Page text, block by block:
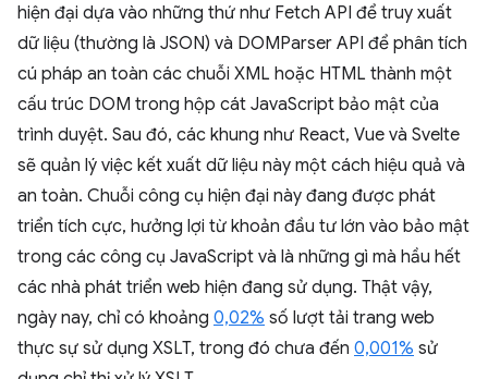
hiện đại dựa vào những thứ như Fetch API để truy xuất
dữ liệu (thường là JSON) và DOMParser API để phân tích
cú pháp an toàn các chuỗi XML hoặc HTML thành một
cấu trúc DOM trong hộp cát JavaScript bảo mật của
trình duyệt. Sau đó, các khung như React, Vue và Svelte
sẽ quản lý việc kết xuất dữ liệu này một cách hiệu quả và
an toàn. Chuỗi công cụ hiện đại này đang được phát
triển tích cực, hưởng lợi từ khoản đầu tư lớn vào bảo mật
trong các công cụ JavaScript và là những gì mà hầu hết
các nhà phát triển web hiện đang sử dụng. Thật vậy,
ngày nay, chỉ có khoảng 0,02% số lượt tải trang web
thực sự sử dụng XSLT, trong đó chưa đến 0,001% sử